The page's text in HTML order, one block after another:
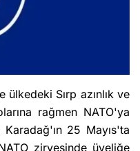
ülkedeki Sırp azınlık ve
rağmen NATO'ya
25 Mayıs'ta
zirvesinde üyeliğe